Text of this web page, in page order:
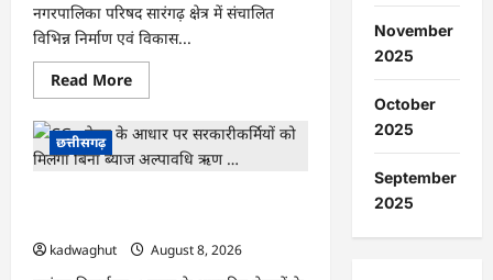
नगरपालिका परिषद सारंगढ़ क्षेत्र में संचालित
विभिन्न निर्माण एवं विकास...
Read MoreRead
more
:
सारंगढ़
नगरपालिका
कलेक्टर
ने
छत्तीसगढ़
kadwaghut
August 8, 2026
November
2025
October
2025
September
2025